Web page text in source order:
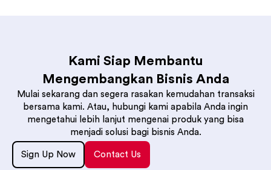
Kami Siap Membantu
Mengembangkan Bisnis Anda
Mulai sekarang dan segera rasakan kemudahan transaksi
bersama kami. Atau, hubungi kami apabila Anda ingin
mengetahui lebih lanjut mengenai produk yang bisa
menjadi solusi bagi bisnis Anda.
Sign Up Now Contact Us